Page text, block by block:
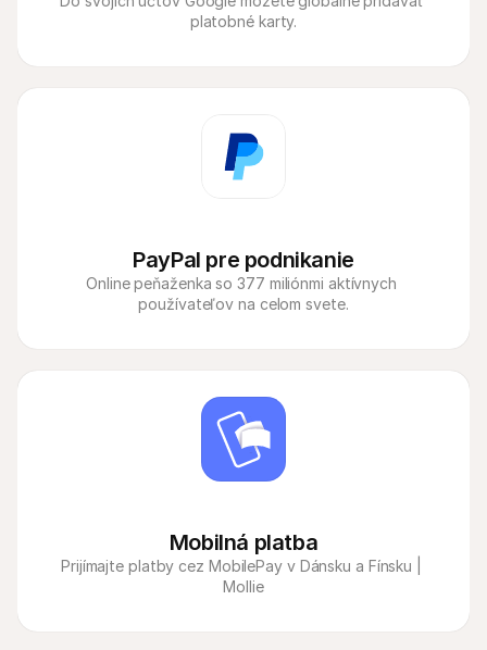
platobné karty.
PayPal pre podnikanie
Online peňaženka so 377 miliónmi aktívnych
používateľov na celom svete.
Mobilná platba
Prijímajte platby cez MobilePay v Dánsku a Fínsku |
Mollie